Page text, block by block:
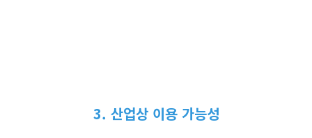
3. 산업상 이용 가능성